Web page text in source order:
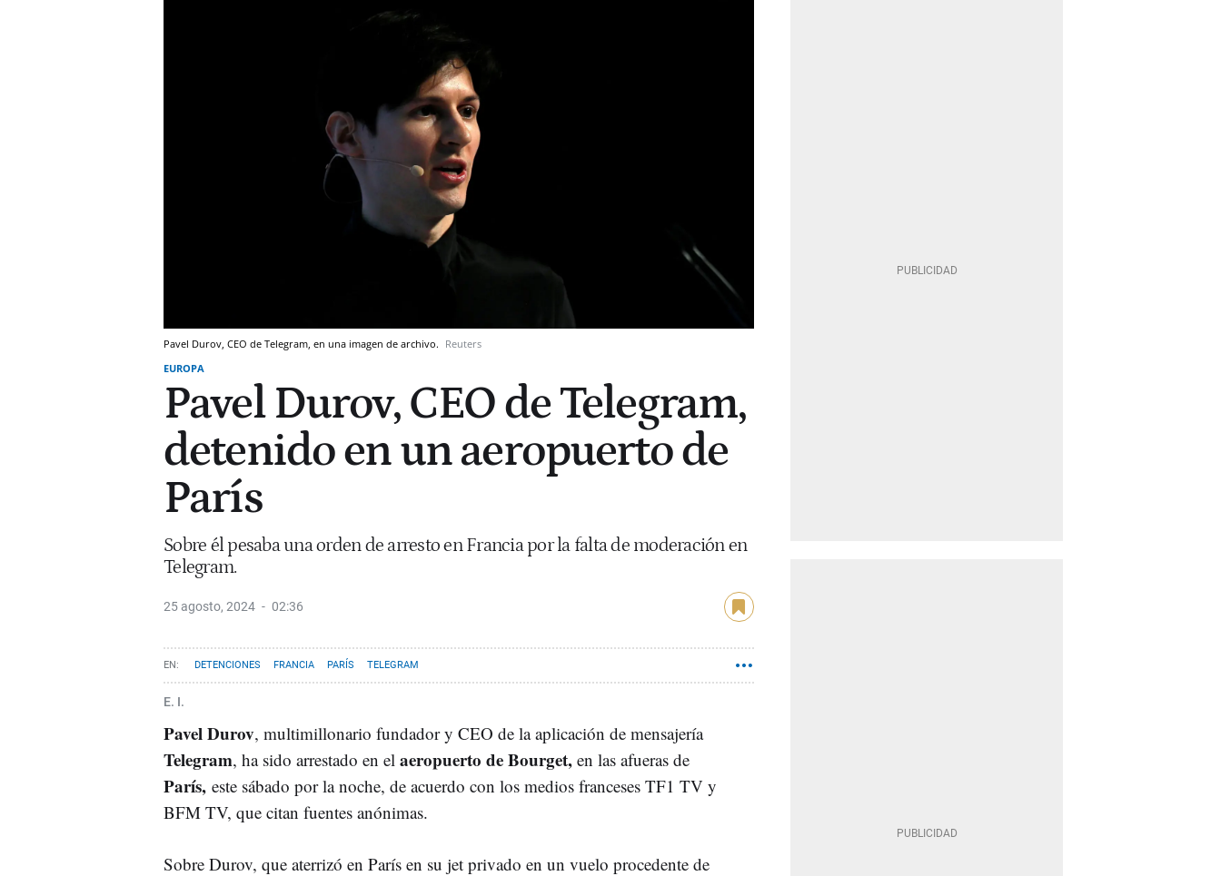
Pavel Durov, CEO de Telegram, en una imagen de archivo. Reuters
EUROPA
Pavel Durov, CEO de Telegram,
detenido en un aeropuerto de
París
Sobre él pesaba una orden de arresto en Francia por la falta de moderación en
Telegram.
25 agosto, 2024 02:36
DETENCIONES FRANCIA PARÍS TELEGRAM
E. I.
Pavel Durov, multimillonario fundador y CEO de la aplicación de mensajería
Telegram, ha sido arrestado en el aeropuerto de Bourget, en las afueras de
París, este sábado por la noche, de acuerdo con los medios franceses TF1 TV y
BFM TV, que citan fuentes anónimas.
Sobre Durov, que aterrizó en París en su jet privado en un vuelo procedente de